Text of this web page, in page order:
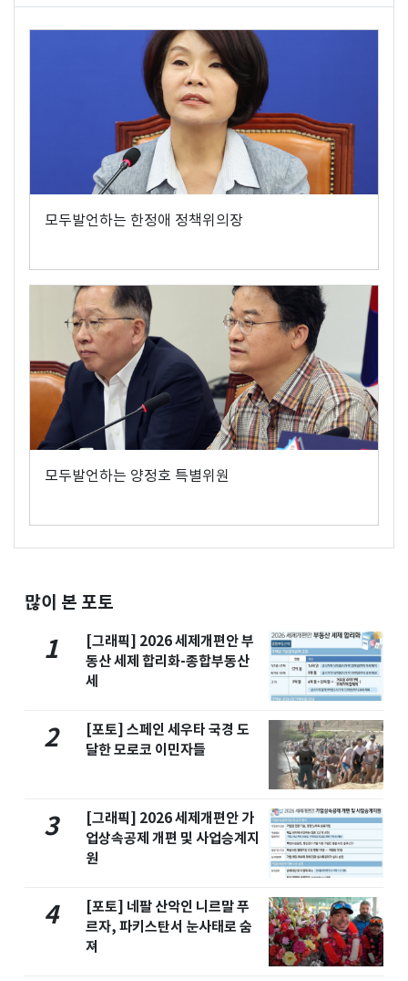
모두발언하는 한정애 정책위의장
모두발언하는 양정호 특별위원
많이 본 포토
1
[그래픽] 2026 세제개편안 부
동산 세제 합리화-종합부동산
세
2
[포토] 스페인 세우타 국경 도
달한 모로코 이민자들
3
[그래픽] 2026 세제개편안 가
업상속공제 개편 및 사업승계지
원
4
[포토] 네팔 산악인 니르말 푸
르자, 파키스탄서 눈사태로 숨
져